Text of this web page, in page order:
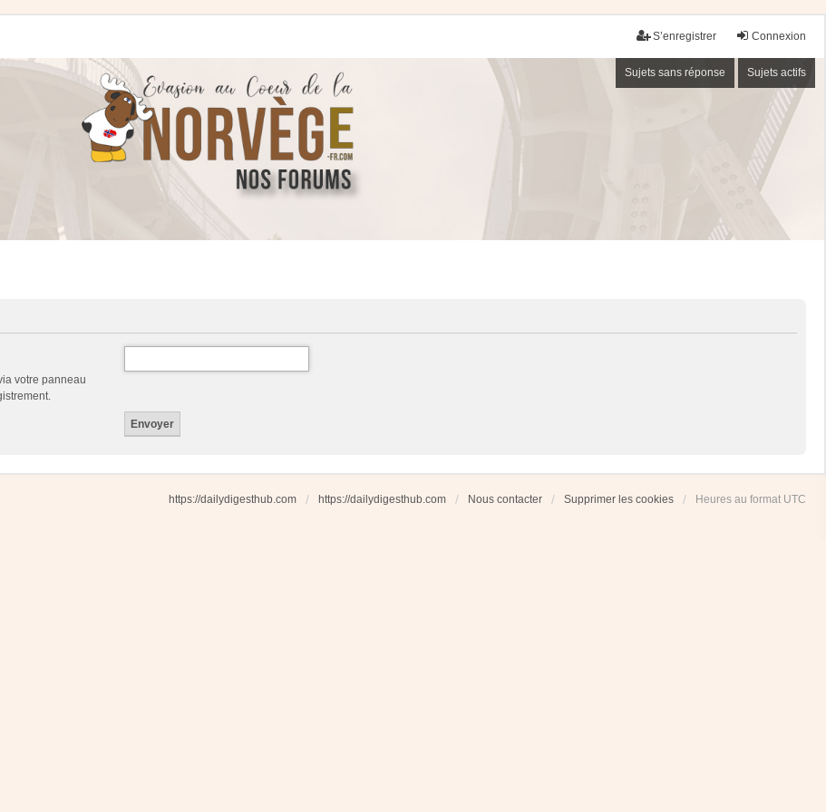
Connexion
S’enregistrer
Sujets sans réponse Sujets actifs
votre panneau
https://dailydigesthub.com https://dailydigesthub.com Nous contacter Supprimer les cookies Heures au format UTC